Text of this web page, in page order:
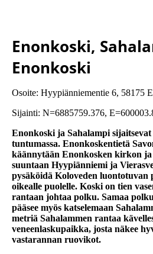
Enonkoski,
Enonkoski
Osoite: Hyypiänniementie 6, 58175
Sijainti: N=6885759.376,
Enonkoski ja Sahalampi
tuntumassa. Enonkoskentietä
käännytään Enonkosken kirkon
suuntaan Hyypiänniemi ja
pysäköidä Koloveden
oikealle puolelle. Koski on tien
rantaan johtaa polku. Samaa
pääsee myös katselemaan
metriä Sahalammen rantaa
veneenlaskupaikka, josta näkee
vastarannan ruovikot.